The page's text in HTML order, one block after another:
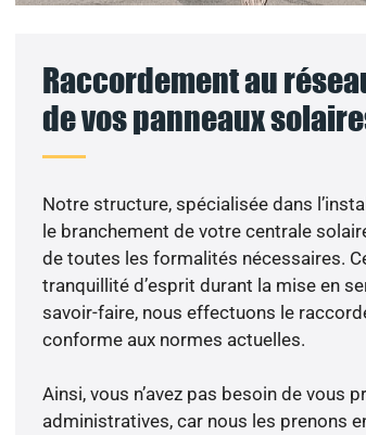
Raccordement au
de vos panneaux
Notre structure, spécialisée dans
le branchement de votre centrale
de toutes les formalités nécessaires.
tranquillité d’esprit durant la mise en
savoir-faire, nous effectuons le
conforme aux normes actuelles.
Ainsi, vous n’avez pas besoin de vous
administratives, car nous les prenons